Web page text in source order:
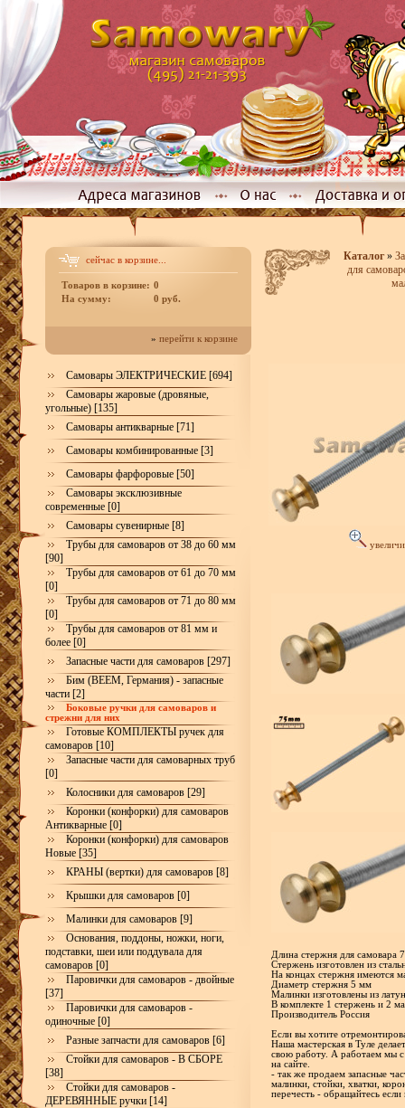
сейчас в корзине...
Товаров в корзине: 0
На сумму:
0 руб.
» перейти к корзине
Самовары ЭЛЕКТРИЧЕСКИЕ [694]
Самовары жаровые (дровяные,
угольные) [135]
Самовары антикварные [71]
Самовары комбинированные [3]
Самовары фарфоровые [50]
Самовары эксклюзивные
современные [0]
Самовары сувенирные [8]
Трубы для самоваров от 38 до 60 мм
[90]
Трубы для самоваров от 61 до 70 мм
[0]
Трубы для самоваров от 71 до 80 мм
[0]
Трубы для самоваров от 81 мм и
более [0]
Запасные части для самоваров [297]
Бим (BEEM, Германия) - запасные
части [2]
Боковые ручки для самоваров и
стрежни для них
Готовые КОМПЛЕКТЫ ручек для
самоваров [10]
Запасные части для самоварных труб
[0]
Колосники для самоваров [29]
Коронки (конфорки) для самоваров
Антикварные [0]
Коронки (конфорки) для самоваров
Новые [35]
КРАНЫ (вертки) для самоваров [8]
Крышки для самоваров [0]
Малинки для самоваров [9]
Основания, поддоны, ножки, ноги,
подставки, шеи или поддувала для
самоваров [0]
Паровички для самоваров - двойные
[37]
Паровички для самоваров -
одиночные [0]
Разные запчасти для самоваров [6]
Стойки для самоваров - В СБОРЕ
[38]
Стойки для самоваров -
ДЕРЕВЯННЫЕ ручки [14]
Каталог»
для
Длина стержня для самовара
Стержень изготовлен из
На концах стержня имеются
Диаметр стержня 5 мм
Малинки изготовлены из
В комплекте 1 стержень и 2
Производитель Россия
Если вы хотите
Наша мастерская в Туле
свою работу. А работаем мы
на сайте.
- так же продаем запасные
малинки, стойки, хватки,
перечесть - обращайтесь